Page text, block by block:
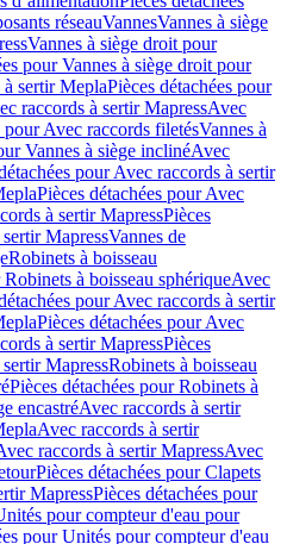
réseauVannesVannes à siège
Vannes à siège droit pour
pour Vannes à siège droit pour
sertir MeplaPièces détachées pour
raccords à sertir MapressAvec
pour Avec raccords filetésVannes à
Vannes à siège inclinéAvec
pour Avec raccords à sertir
Pièces détachées pour Avec
à sertir MapressPièces
MapressVannes de
Robinets à boisseau
à boisseau sphériqueAvec
pour Avec raccords à sertir
Pièces détachées pour Avec
à sertir MapressPièces
MapressRobinets à boisseau
Pièces détachées pour Robinets à
encastréAvec raccords à sertir
Avec raccords à sertir
raccords à sertir MapressAvec
Pièces détachées pour Clapets
MapressPièces détachées pour
pour compteur d'eau pour
pour Unités pour compteur d'eau